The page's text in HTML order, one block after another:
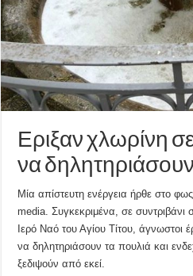
Εριξαν χλωρίνη
να
Μία απίστευτη ενέργεια ήρθε στο
media. Συγκεκριμένα, σε συντριβάνι
Ιερό Ναό του Αγίου Τίτου, άγνωστοι
να δηλητηριάσουν τα πουλιά και
ξεδιψούν από εκεί.